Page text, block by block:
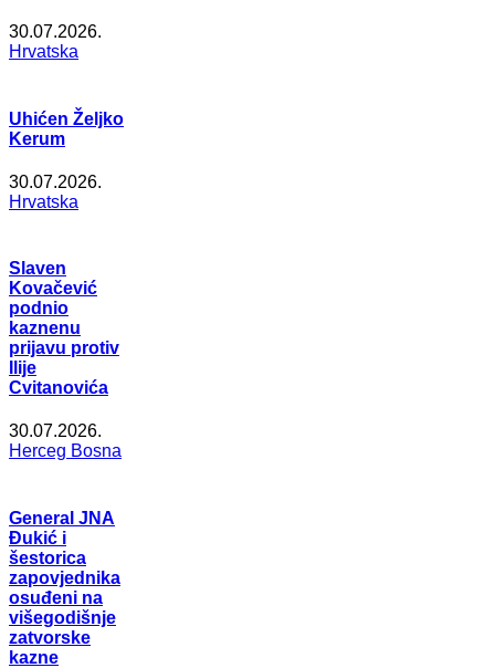
30.07.2026.
Hrvatska
Uhićen Željko
Kerum
30.07.2026.
Hrvatska
Slaven
Kovačević
podnio
kaznenu
prijavu protiv
Ilije
Cvitanovića
30.07.2026.
Herceg Bosna
General JNA
Đukić i
šestorica
zapovjednika
osuđeni na
višegodišnje
zatvorske
kazne